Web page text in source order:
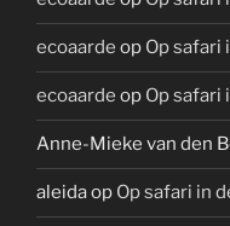
ecoaarde op Op safari
ecoaarde op Op safari
Anne-Mieke van den
aleidaop Op safari in